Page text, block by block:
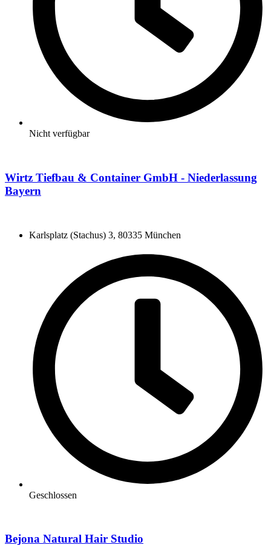
Nicht verfügbar
Wirtz Tiefbau & Container GmbH - Niederlassung
Bayern
Karlsplatz (Stachus) 3, 80335 München
Geschlossen
Bejona Natural Hair Studio